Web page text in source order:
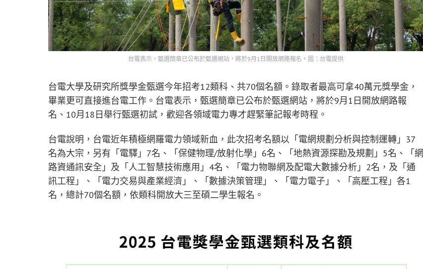
台電表示，甄選簡章已公布於甄選網站，將於9月1日開放網路報名。圖：台電提供
台電大學及研究所獎學金甄選今年招考12類科、共70個名額。錄取者最高可拿40萬元獎學金，
畢業更可直接進台電工作。台電表示，甄選簡章已公布於甄選網站，將於9月1日開放網路報
名、10月18日舉行甄選初試，歡迎各領域電力專才趕緊筆記報考時程。
台電說明，台電近年積極網羅電力領域新血，此次招考名額以「電網規劃分析與控制運轉」37
名為大宗，另有「電驛」7名、「保健物理/放射化學」6名、「地熱資源探勘及規劃」5名、「網
路資通訊安全」及「人工智慧技術應用」4名、「電力物聯網及配電大數據分析」2名，及「通
訊工程」、「電力交易與產業經濟」、「數據決策管理」、「電力電子」、「高壓工程」各1
名，總計70個名額，依類科開放大三至碩二學生報名。